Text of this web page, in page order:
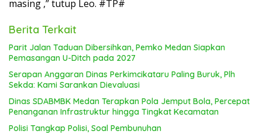
masing ,” tutup Leo. #TP#
Berita Terkait
Parit Jalan Taduan Dibersihkan, Pemko Medan Siapkan
Pemasangan U-Ditch pada 2027
Serapan Anggaran Dinas Perkimcikataru Paling Buruk, Plh
Sekda: Kami Sarankan Dievaluasi
Dinas SDABMBK Medan Terapkan Pola Jemput Bola, Percepat
Penanganan Infrastruktur hingga Tingkat Kecamatan
Polisi Tangkap Polisi, Soal Pembunuhan